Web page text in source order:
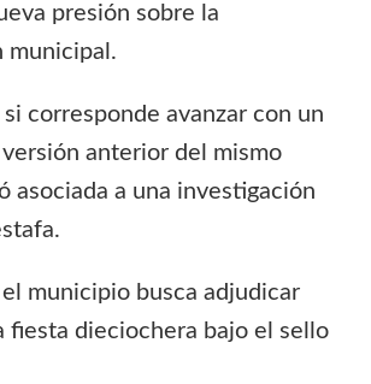
presión sobre la
municipal.
corresponde avanzar con un
anterior del mismo
asociada a una investigación
municipio busca adjudicar
fiesta dieciochera bajo el sello